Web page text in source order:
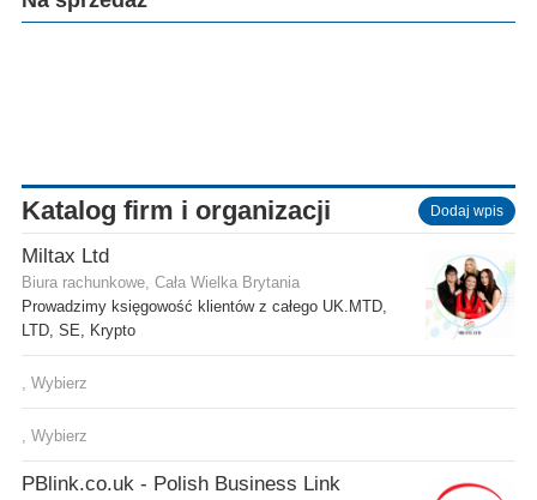
Katalog firm i organizacji Dodaj wpis
Miltax Ltd
Biura rachunkowe, Cała Wielka Brytania
Prowadzimy księgowość klientów z całego UK.MTD,
LTD, SE, Krypto
, Wybierz
, Wybierz
PBlink.co.uk - Polish Business Link